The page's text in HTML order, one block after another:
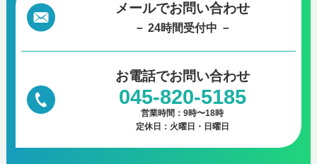
メールでお問い合わせ
－ 24時間受付中 －
お電話でお問い合わせ
045-820-5185
営業時間：9時〜18時
定休日：火曜日・日曜日